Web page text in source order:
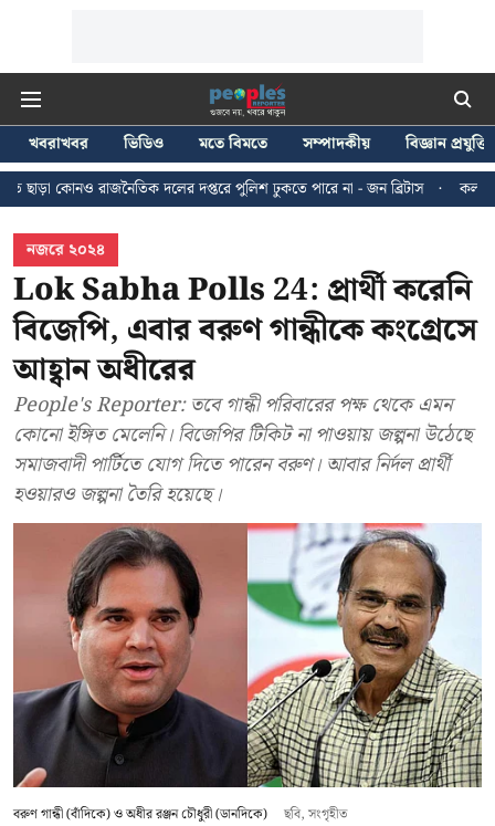
খবরাখবর ভিডিও মতে বিমতে সম্পাদকীয়
বিজ্ঞান প্রযুক্তি
দলের দপ্তরে পুলিশ ঢুকতে পারে না - জন ব্রিটাস
কলকাতায় ২৪ জুলাইয়ের
নজরে ২০২৪
Lok Sabha Polls 24: প্রার্থী করেনি
বিজেপি, এবার বরুণ গান্ধীকে কংগ্রেসে
আহ্বান অধীরের
People's Reporter: তবে গান্ধী পরিবারের পক্ষ থেকে এমন
কোনো ইঙ্গিত মেলেনি। বিজেপির টিকিট না পাওয়ায় জল্পনা উঠেছে
সমাজবাদী পার্টিতে যোগ দিতে পারেন বরুণ। আবার নির্দল প্রার্থী
হওয়ারও জল্পনা তৈরি হয়েছে।
বরুণ গান্ধী (বাঁদিকে) ও অধীর রঞ্জন চৌধুরী (ডানদিকে) ছবি, সংগৃহীত